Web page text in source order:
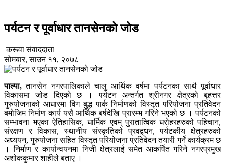
पर्यटन र पूर्वाधार तानसेनको जोड
करूवा संवाददाता
सोमबार, साउन ११, २०७८
पाल्पा, तानसेन नगरपालिकाले चालु आर्थिक वर्षमा पर्यटनका साथै पूर्वाधार
विकासमा जोड दिएको छ । पर्यटन अन्तर्गत श्रीनगर क्षेत्रको बृहत्तर
गुरुयोजनाको आधारमा विग बुद्ध पार्क निर्माणको विस्तृत परियोजना प्रतिवेदन
बमोजिम निर्माण कार्य यसै आर्थिक बर्षदेखि प्रारम्भ गरिने भएको छ । पर्यटनको
सम्भावना भएका ऐतिहासिक, धार्मिक एवम् पुरातात्विक धरोहरहरुको पहिचान,
संरक्षण र विकास, स्थानीय संस्कृतिको प्रवद्र्धन, पर्यटकीय क्षेत्रहरुको
अध्ययन, गुरुयोजना सहित विस्तृत परियोजना प्रतिवेदन तयारी गर्ने कार्यक्रम छ
। निर्माण र कार्यान्वयनमा निजी क्षेत्रलाई समेत आकर्षित गरिने नगरप्रमुख
अशोककुमार शाहीले बताए ।